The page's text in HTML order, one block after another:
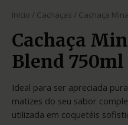
Início / Cachaças / Cachaça
Cachaça
Blend 750ml
Ideal para ser apreciada
matizes do seu sabor
utilizada em coquetéis